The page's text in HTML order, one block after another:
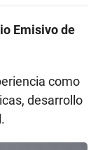
Emisivo de
como
desarrollo